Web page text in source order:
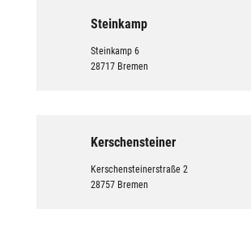
Steinkamp
Steinkamp 6
28717 Bremen
Kerschensteiner
Kerschensteinerstraße 2
28757 Bremen